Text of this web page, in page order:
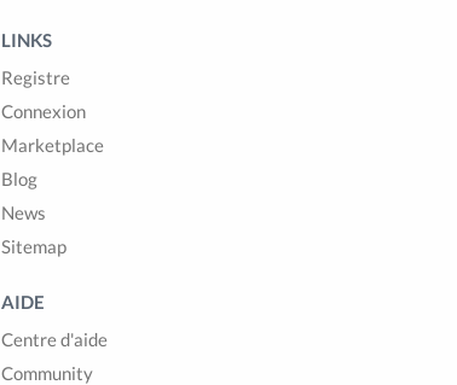
LINKS
Registre
Connexion
Marketplace
Blog
News
Sitemap
AIDE
Centre d'aide
Community